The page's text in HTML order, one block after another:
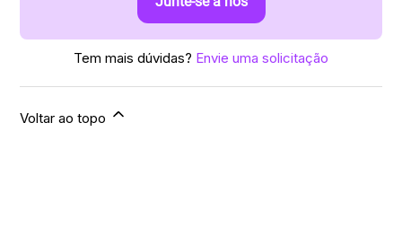
Tem mais dúvidas? Envie uma solicitação
Voltar ao topo